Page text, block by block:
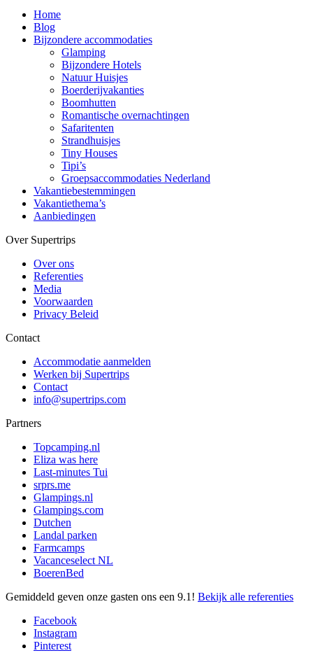
Home
Blog
Bijzondere accommodaties
Glamping
Bijzondere Hotels
Natuur Huisjes
Boerderijvakanties
Boomhutten
Romantische overnachtingen
Safaritenten
Strandhuisjes
Tiny Houses
Tipi’s
Groepsaccommodaties Nederland
Vakantiebestemmingen
Vakantiethema’s
Aanbiedingen
Over Supertrips
Over ons
Referenties
Media
Voorwaarden
Privacy Beleid
Contact
Accommodatie aanmelden
Werken bij Supertrips
Contact
info@supertrips.com
Partners
Topcamping.nl
Eliza was here
Last-minutes Tui
srprs.me
Glampings.nl
Glampings.com
Dutchen
Landal parken
Farmcamps
Vacanceselect NL
BoerenBed
Gemiddeld geven onze gasten ons een 9.1 ! Bekijk alle referenties
Facebook
Instagram
Pinterest